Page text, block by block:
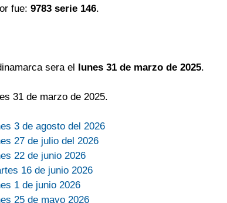
fue: 9783 serie 146.
sera el lunes 31 de marzo de 2025.
31 de marzo de 2025.
3 de agosto del 2026
27 de julio del 2026
22 de junio 2026
16 de junio 2026
1 de junio 2026
25 de mayo 2026